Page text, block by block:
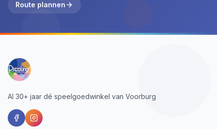
Route plannen
Al 30+ jaar dé speelgoedwinkel van Voorburg